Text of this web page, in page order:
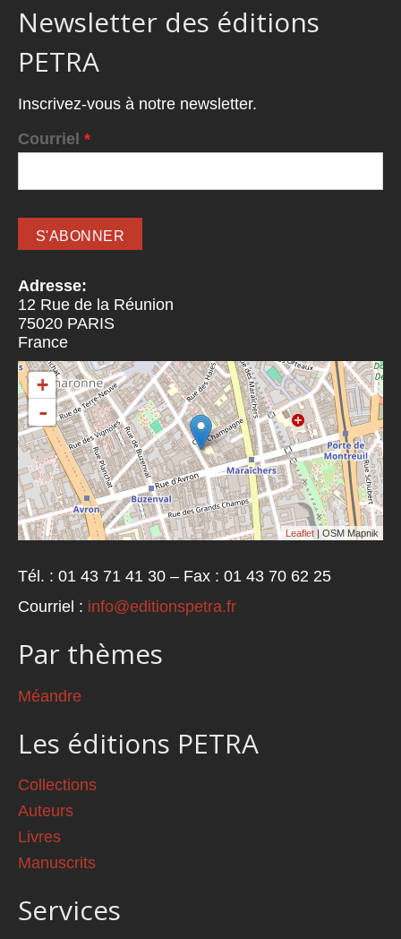
Newsletter des éditions
PETRA
Inscrivez-vous à notre newsletter.
Courriel *
Adresse:
12 Rue de la Réunion
75020 PARIS
France
+
-
Leaflet | OSM Mapnik
Tél. : 01 43 71 41 30 – Fax : 01 43 70 62 25
Courriel : info@editionspetra.fr
Par thèmes
Méandre
Les éditions PETRA
Collections
Auteurs
Livres
Manuscrits
Services